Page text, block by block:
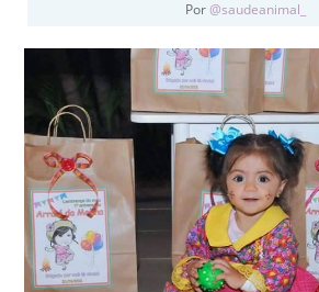
Por@saudeanimal_